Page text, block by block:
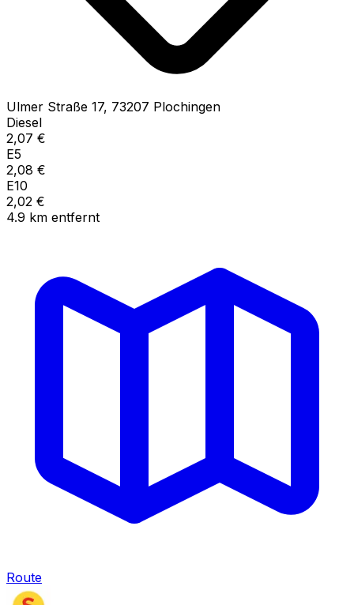
Ulmer Straße 17, 73207 Plochingen
Diesel
2,07 €
E5
2,08 €
E10
2,02 €
4.9 km entfernt
Route